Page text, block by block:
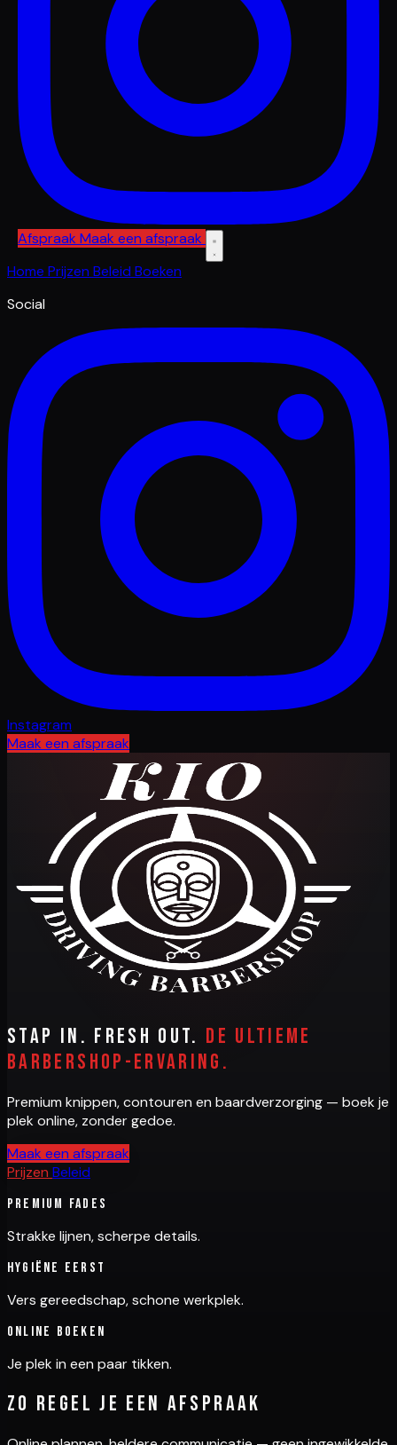
Afspraak Maak een afspraak
Home Prijzen Beleid Boeken
Social
Instagram
Maak een afspraak
Stap in. Fresh out. De ultieme
barbershop-ervaring.
Premium knippen, contouren en baardverzorging — boek je
plek online, zonder gedoe.
Maak een afspraak
Prijzen Beleid
Premium fades
Strakke lijnen, scherpe details.
Hygiëne eerst
Vers gereedschap, schone werkplek.
Online boeken
Je plek in een paar tikken.
Zo regel je een afspraak